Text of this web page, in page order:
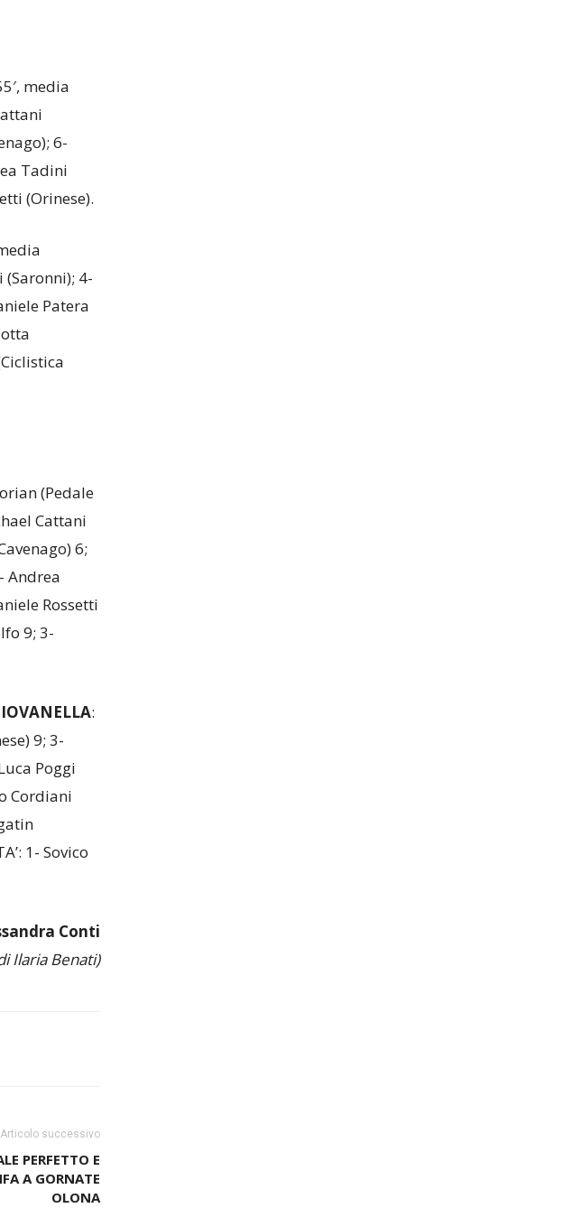
media
6-
Tadini
(Orinese).
4-
Patera
(Pedale
Cattani
6;
Andrea
Rossetti
9; 3-
:
9; 3-
Poggi
Cordiani
1- Sovico
Conti
Ilaria Benati)
Articolo successivo
PERFETTO E
A GORNATE
OLONA